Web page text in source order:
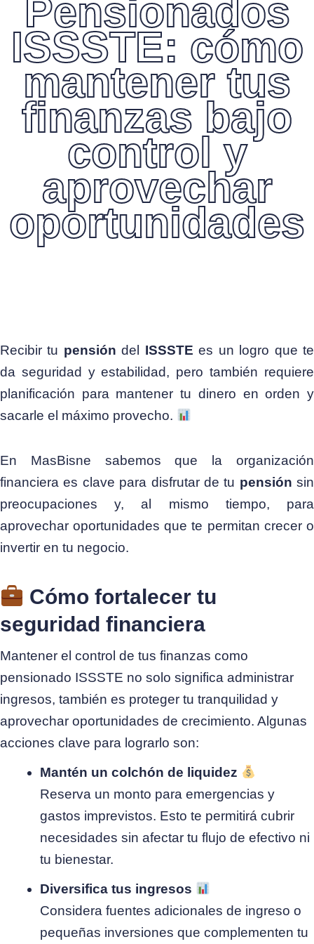
Pensionados
ISSSTE: cómo
mantener tus
finanzas bajo
control y
aprovechar
oportunidades
Recibir tu pensión del ISSSTE es un logro que te
da seguridad y estabilidad, pero también requiere
planificación para mantener tu dinero en orden y
sacarle el máximo provecho.
En MasBisne sabemos que la organización
financiera es clave para disfrutar de tu pensión sin
preocupaciones y, al mismo tiempo, para
aprovechar oportunidades que te permitan crecer o
invertir en tu negocio.
Cómo fortalecer tu
seguridad financiera
Mantener el control de tus finanzas como
pensionado ISSSTE no solo significa administrar
ingresos, también es proteger tu tranquilidad y
aprovechar oportunidades de crecimiento. Algunas
acciones clave para lograrlo son:
Mantén un colchón de liquidez
Reserva un monto para emergencias y
gastos imprevistos. Esto te permitirá cubrir
necesidades sin afectar tu flujo de efectivo ni
tu bienestar.
Diversifica tus ingresos
Considera fuentes adicionales de ingreso o
pequeñas inversiones que complementen tu